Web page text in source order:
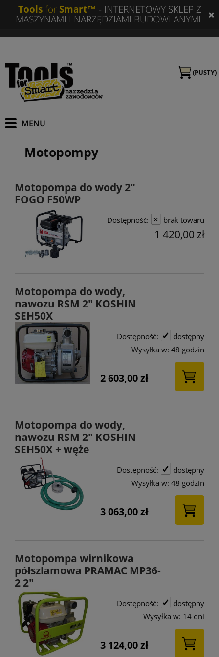
Toolsfor Smart™ - INTERNETOWY SKLEP Z
MASZYNAMI I NARZĘDZIAMI BUDOWLANYMI.
(PUSTY)
Motopompy
Motopompa do wody 2"
FOGO F50WP
Dostępność: brak towaru
1 420,00 zł
Motopompa do wody,
nawozu RSM 2" KOSHIN
SEH50X
Dostępność:
dostępny
Wysyłka w: 48 godzin
2 603,00 zł
Motopompa do wody,
nawozu RSM 2" KOSHIN
SEH50X + węże
Dostępność:
dostępny
Wysyłka w: 48 godzin
3 063,00 zł
Motopompa wirnikowa
półszlamowa PRAMAC MP36-
2 2"
Dostępność:
dostępny
Wysyłka w: 14 dni
3 124,00 zł